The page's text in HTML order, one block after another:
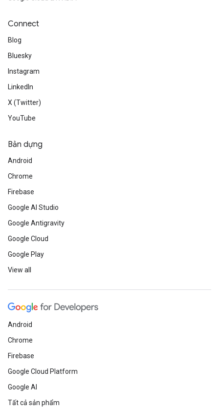
Connect
Blog
Bluesky
Instagram
LinkedIn
X (Twitter)
YouTube
Bản dựng
Android
Chrome
Firebase
Google AI Studio
Google Antigravity
Google Cloud
Google Play
View all
Android
Chrome
Firebase
Google Cloud Platform
Google AI
Tất cả sản phẩm